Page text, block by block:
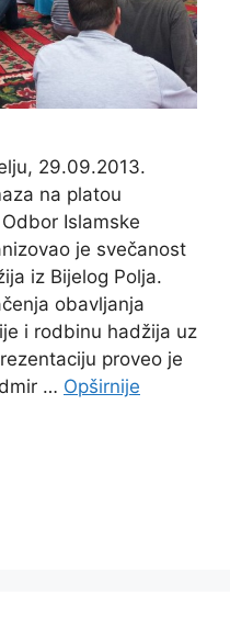
29.09.2013.
na platou
Islamske
je svečanost
iz Bijelog Polja.
obavljanja
i rodbinu hadžija uz
proveo je
… Opširnije